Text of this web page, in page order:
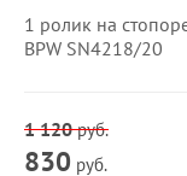
1 ролик на
BPW SN4218/20
1 120руб.
830 руб.